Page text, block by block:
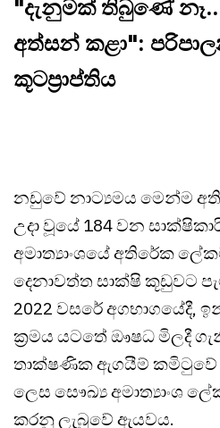
"දැනුමක් තිබුණේ
අත්සන් කළා":
කූටප්‍රාප්තිය
නඩුවේ නාට්‍යමය මෙන්ම
උදා වූයේ 184 වන
අමාත්‍යාංශයේ අතිරේක
දෙනාවත්ත සාක්ෂි කූඩුවට
2022 වසරේ අගභාගයේදී,
ක්‍රමය යටතේ ඖෂධ මිලදී
තාක්ෂණික ඇගයීම් කමිටුවේ
ලෙස සෞඛ්‍ය අමාත්‍යාංශ
කරනු ලැබුවේ ඇයවය.